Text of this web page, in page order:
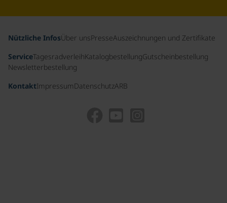
Nützliche InfosÜber unsPresseAuszeichnungen und Zertifikate
ServiceTagesradverleihKatalogbestellungGutscheinbestellung
Newsletterbestellung
KontaktImpressumDatenschutzARB